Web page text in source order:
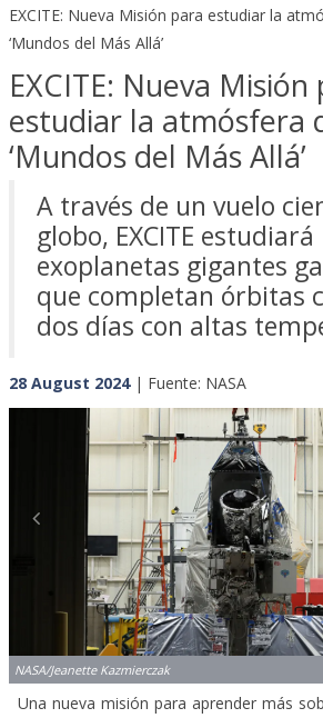
EXCITE: Nueva Misión para estudiar la
‘Mundos del Más Allá’
EXCITE: Nueva Misión
estudiar la atmósfera
‘Mundos del Más Allá’
A través de un vuelo
globo, EXCITE estudiará
exoplanetas gigantes
que completan órbitas
dos días con altas
28 August 2024| Fuente: NASA
NASA/Jeanette Kazmierczak
Previous
Una nueva misión para aprender más